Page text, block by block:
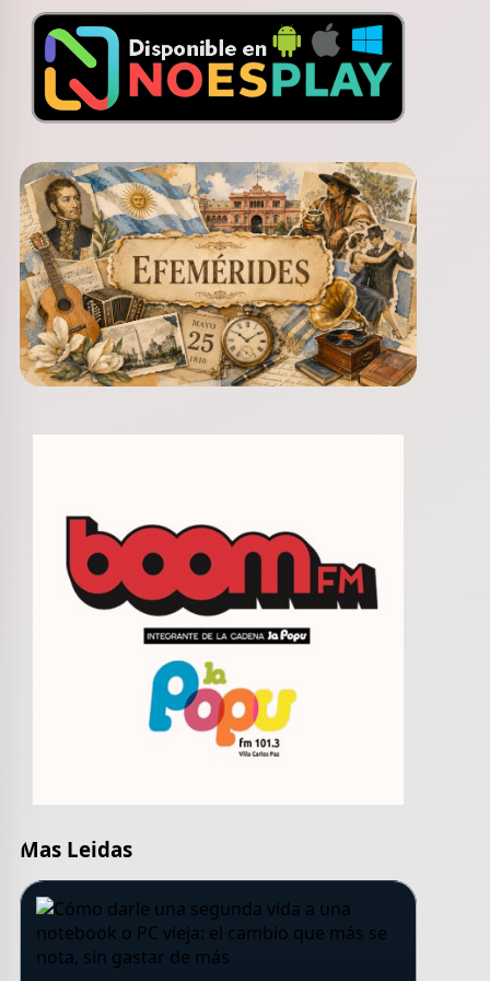
Mas Leidas